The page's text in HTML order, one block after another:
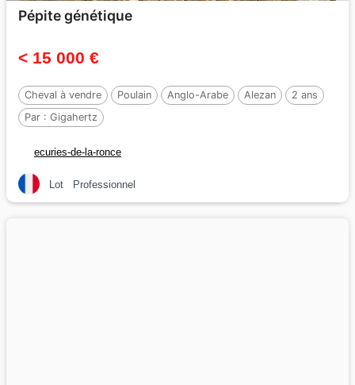
Pépite génétique
< 15 000 €
Cheval à vendre Poulain Anglo-Arabe Alezan
2 ans
Par : Gigahertz
ecuries-de-la-ronce
Lot Professionnel